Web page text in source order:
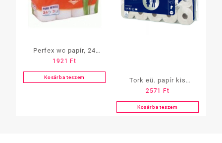
Perfex wc papír, 24
tekercs, 3 réteg, 90 lap
6cs/zsug
1921 Ft
Kosárba teszem
Tork eü. papír kis
tekercses, 10
tekercs/csomag (T4)
2571 Ft
Kosárba teszem